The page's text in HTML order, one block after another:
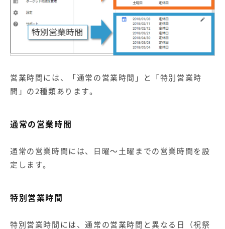
営業時間には、「通常の営業時間」と「特別営業時
間」の2種類あります。
通常の営業時間
通常の営業時間には、日曜～土曜までの営業時間を設
定します。
特別営業時間
特別営業時間には、通常の営業時間と異なる日（祝祭